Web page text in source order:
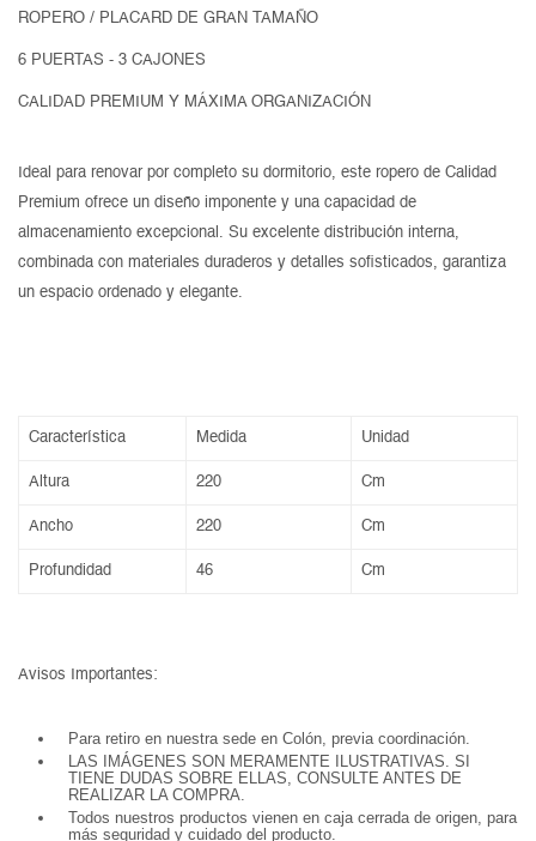
ROPERO / PLACARD DE GRAN TAMAÑO
6 PUERTAS - 3 CAJONES
CALIDAD PREMIUM Y MÁXIMA ORGANIZACIÓN
Ideal para renovar por completo su dormitorio, este ropero de Calidad
Premium ofrece un diseño imponente y una capacidad de
almacenamiento excepcional. Su excelente distribución interna,
combinada con materiales duraderos y detalles sofisticados, garantiza
un espacio ordenado y elegante.
Característica Medida Unidad
Altura 220 Cm
Ancho 220 Cm
Profundidad 46 Cm
Avisos Importantes:
Para retiro en nuestra sede en Colón, previa coordinación.
LAS IMÁGENES SON MERAMENTE ILUSTRATIVAS. SI
TIENE DUDAS SOBRE ELLAS, CONSULTE ANTES DE
REALIZAR LA COMPRA.
Todos nuestros productos vienen en caja cerrada de origen, para
más seguridad y cuidado del producto.